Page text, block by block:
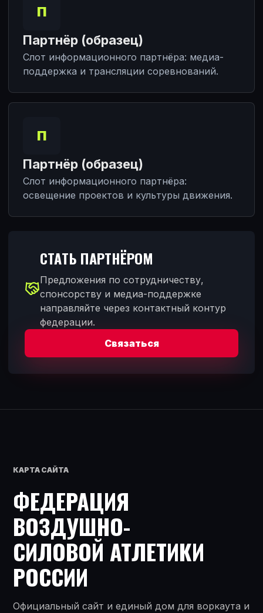
П
Партнёр (образец)
Слот информационного партнёра: медиа-
поддержка и трансляции соревнований.
П
Партнёр (образец)
Слот информационного партнёра:
освещение проектов и культуры движения.
СТАТЬ ПАРТНЁРОМ
Предложения по сотрудничеству,
спонсорству и медиа-поддержке
направляйте через контактный контур
федерации.
Связаться
КАРТА САЙТА
ФЕДЕРАЦИЯ
ВОЗДУШНО-
СИЛОВОЙ АТЛЕТИКИ
РОССИИ
Официальный сайт и единый дом для воркаута и